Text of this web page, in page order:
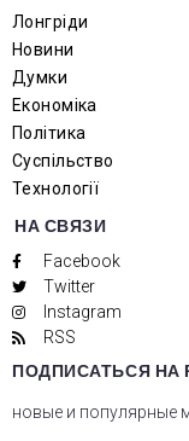
Лонгріди
Новини
Думки
Економіка
Політика
Суспільство
Технології
НА СВЯЗИ
Facebook
Twitter
Instagram
RSS
ПОДПИСАТЬСЯ НА
новые и популярные